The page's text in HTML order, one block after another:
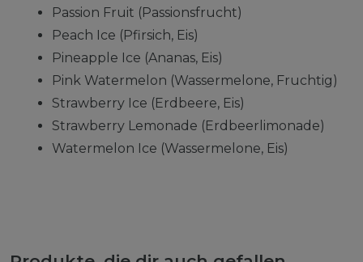
Passion Fruit (Passionsfrucht)
Peach Ice (Pfirsich, Eis)
Pineapple Ice (Ananas, Eis)
Pink Watermelon (Wassermelone, Fruchtig)
Strawberry Ice (Erdbeere, Eis)
Strawberry Lemonade (Erdbeerlimonade)
Watermelon Ice (Wassermelone, Eis)